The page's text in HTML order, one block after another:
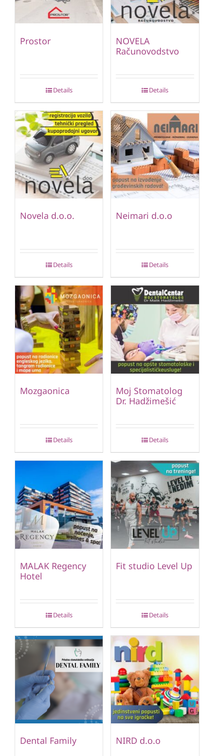
Prostor
Details
NOVELA
Računovodstvo
Details
Novela d.o.o.
Details
Neimari d.o.o
Details
Mozgaonica
Details
Moj Stomatolog
Dr. Hadžimešić
Details
MALAK Regency
Hotel
Details
Fit studio Level Up
Details
Dental Family NIRD d.o.o